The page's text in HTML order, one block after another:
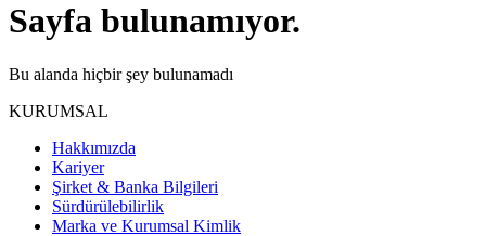
Sayfa bulunamıyor.
Bu alanda hiçbir şey bulunamadı
KURUMSAL
Hakkımızda
Kariyer
Şirket & Banka Bilgileri
Sürdürülebilirlik
Marka ve Kurumsal Kimlik